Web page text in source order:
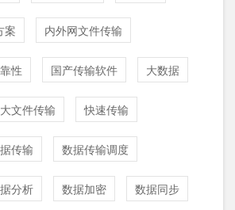
案 内外网文件传输
性 国产传输软件 大数据
大文件传输 快速传输
传输 数据传输调度
分析 数据加密 数据同步